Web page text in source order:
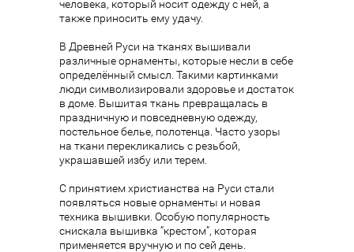
человека, который носит одежду с ней, а
также приносить ему удачу.
В Древней Руси на тканях вышивали
различные орнаменты, которые несли в себе
определённый смысл. Такими картинками
люди символизировали здоровье и достаток
в доме. Вышитая ткань превращалась в
праздничную и повседневную одежду,
постельное белье, полотенца. Часто узоры
на ткани перекликались с резьбой,
украшавшей избу или терем.
С принятием христианства на Руси стали
появляться новые орнаменты и новая
техника вышивки. Особую популярность
снискала вышивка “крестом”, которая
применяется вручную и по сей день.